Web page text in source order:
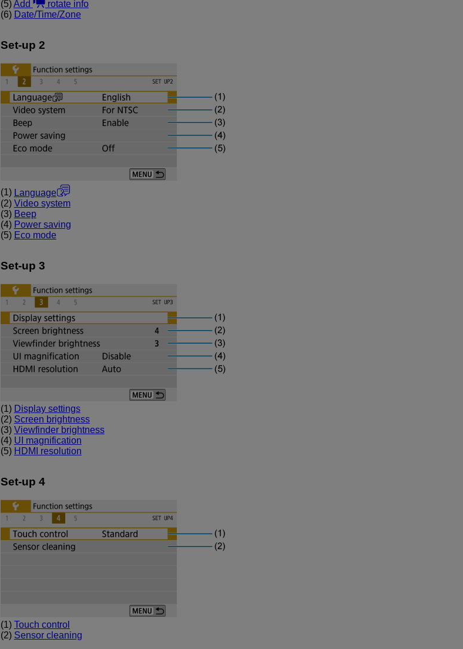
(5)Add
rotate info
(6) Date/Time/Zone
Set-up 2
(1) Language
(2) Video system
(3) Beep
(4) Power saving
(5) Eco mode
Set-up 3
(1) Display settings
(2) Screen brightness
(3) Viewfinder brightness
(4) UI magnification
(5) HDMI resolution
Set-up 4
(1) Touch control
(2) Sensor cleaning